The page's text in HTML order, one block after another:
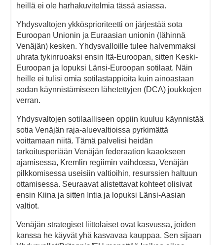
heillä ei ole harhakuvitelmia tässä asiassa.
Yhdysvaltojen ykkösprioriteetti on järjestää sota
Euroopan Unionin ja Euraasian unionin (lähinnä
Venäjän) kesken. Yhdysvalloille tulee halvemmaksi
uhrata tykinruoaksi ensin Itä-Euroopan, sitten Keski-
Euroopan ja lopuksi Länsi-Euroopan sotilaat. Näin
heille ei tulisi omia sotilastappioita kuin ainoastaan
sodan käynnistämiseen lähetettyjen (DCA) joukkojen
verran.
Yhdysvaltojen sotilaalliseen oppiin kuuluu käynnistää
sotia Venäjän raja-aluevaltioissa pyrkimättä
voittamaan niitä. Tämä palvelisi heidän
tarkoitusperiään Venäjän federaation kaaokseen
ajamisessa, Kremlin regiimin vaihdossa, Venäjän
pilkkomisessa useisiin valtioihin, resurssien haltuun
ottamisessa. Seuraavat alistettavat kohteet olisivat
ensin Kiina ja sitten Intia ja lopuksi Länsi-Aasian
valtiot.
Venäjän strategiset liittolaiset ovat kasvussa, joiden
kanssa he käyvät yhä kasvavaa kauppaa. Sen sijaan